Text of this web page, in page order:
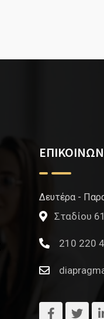
Δευτέρα -
Σταδίου
210 220